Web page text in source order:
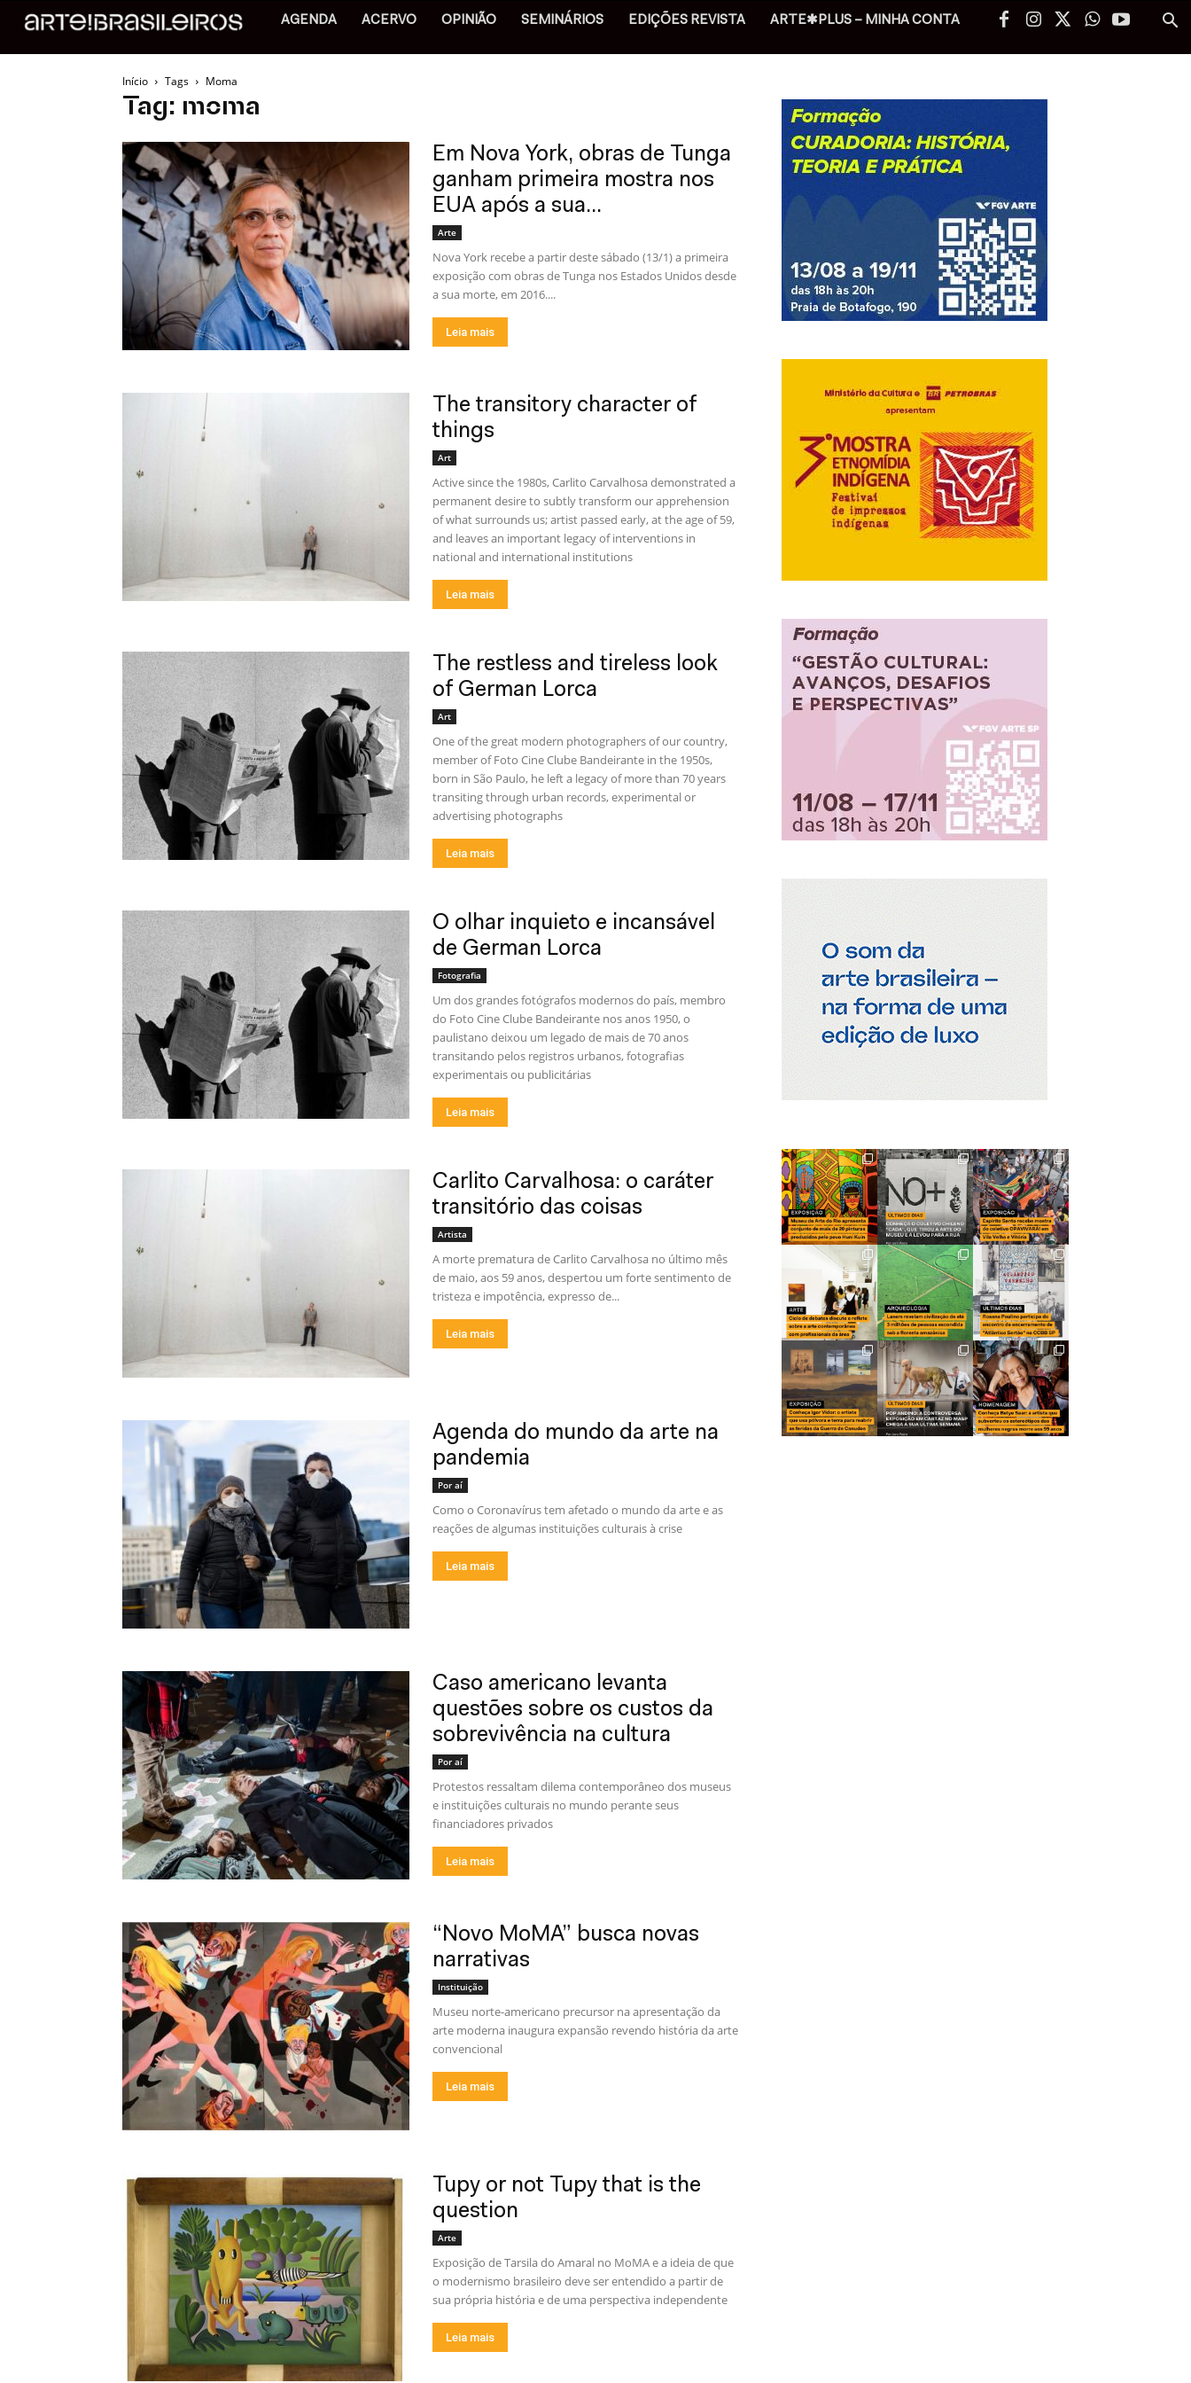
AGENDA ACERVO OPINIÃO SEMINÁRIOS EDIÇÕES REVISTA ARTE✱PLUS – MINHA CONTA
Início Tags Moma
Tag: moma
Em Nova York, obras de Tunga
ganham primeira mostra nos
EUA após a sua...
Arte
Nova York recebe a partir deste sábado (13/1) a primeira
exposição com obras de Tunga nos Estados Unidos desde
a sua morte, em 2016....
Leia mais
The transitory character of
things
Art
Active since the 1980s, Carlito Carvalhosa demonstrated a
permanent desire to subtly transform our apprehension
of what surrounds us; artist passed early, at the age of 59,
and leaves an important legacy of interventions in
national and international institutions
Leia mais
The restless and tireless look
of German Lorca
Art
One of the great modern photographers of our country,
member of Foto Cine Clube Bandeirante in the 1950s,
born in São Paulo, he left a legacy of more than 70 years
transiting through urban records, experimental or
advertising photographs
Leia mais
O olhar inquieto e incansável
de German Lorca
Fotografia
Um dos grandes fotógrafos modernos do país, membro
do Foto Cine Clube Bandeirante nos anos 1950, o
paulistano deixou um legado de mais de 70 anos
transitando pelos registros urbanos, fotografias
experimentais ou publicitárias
Leia mais
Carlito Carvalhosa: o caráter
transitório das coisas
Artista
A morte prematura de Carlito Carvalhosa no último mês
de maio, aos 59 anos, despertou um forte sentimento de
tristeza e impotência, expresso de...
Leia mais
Agenda do mundo da arte na
pandemia
Por aí
Como o Coronavírus tem afetado o mundo da arte e as
reações de algumas instituições culturais à crise
Leia mais
Caso americano levanta
questões sobre os custos da
sobrevivência na cultura
Por aí
Protestos ressaltam dilema contemporâneo dos museus
e instituições culturais no mundo perante seus
financiadores privados
Leia mais
“Novo MoMA” busca novas
narrativas
Instituição
Museu norte-americano precursor na apresentação da
arte moderna inaugura expansão revendo história da arte
convencional
Leia mais
Tupy or not Tupy that is the
question
Arte
Exposição de Tarsila do Amaral no MoMA e a ideia de que
o modernismo brasileiro deve ser entendido a partir de
sua própria história e de uma perspectiva independente
Leia mais